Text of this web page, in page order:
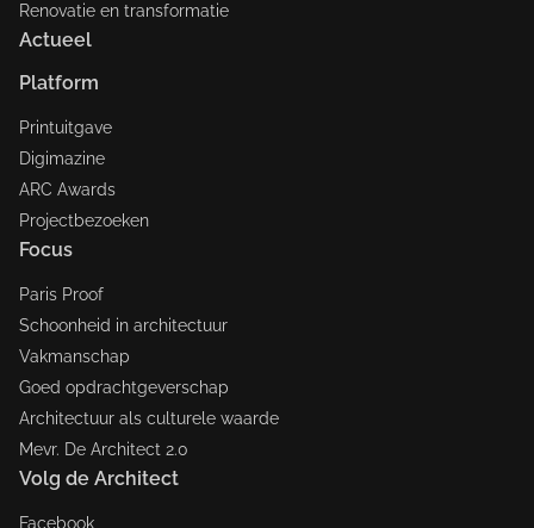
Renovatie en transformatie
Actueel
Platform
Printuitgave
Digimazine
ARC Awards
Projectbezoeken
Focus
Paris Proof
Schoonheid in architectuur
Vakmanschap
Goed opdrachtgeverschap
Architectuur als culturele waarde
Mevr. De Architect 2.0
Volg de Architect
Facebook